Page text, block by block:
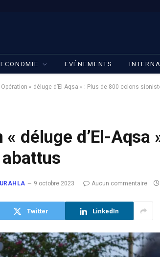
ECONOMIE EVÉNEMENTS
Opération « déluge d’El-Aqsa » : Plus de 800 colons
« déluge d’El-
9 octobre 2023 Aucun commentaire
Twitter LinkedIn